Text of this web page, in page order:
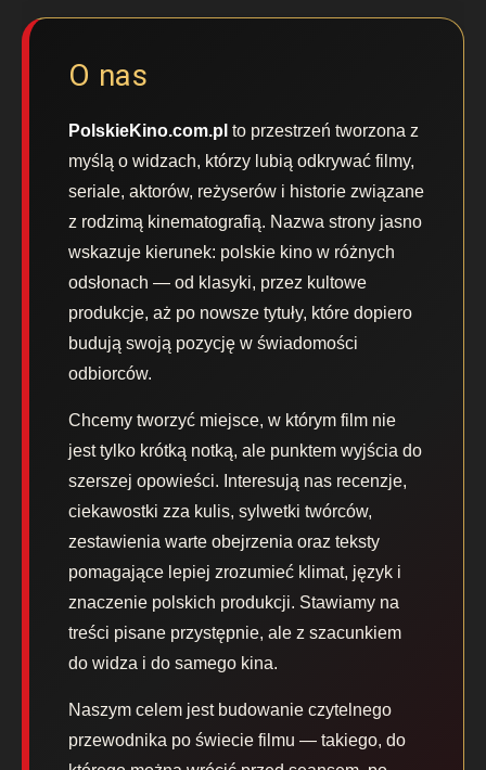
O nas
PolskieKino.com.pl to przestrzeń tworzona z
myślą o widzach, którzy lubią odkrywać filmy,
seriale, aktorów, reżyserów i historie związane
z rodzimą kinematografią. Nazwa strony jasno
wskazuje kierunek: polskie kino w różnych
odsłonach — od klasyki, przez kultowe
produkcje, aż po nowsze tytuły, które dopiero
budują swoją pozycję w świadomości
odbiorców.
Chcemy tworzyć miejsce, w którym film nie
jest tylko krótką notką, ale punktem wyjścia do
szerszej opowieści. Interesują nas recenzje,
ciekawostki zza kulis, sylwetki twórców,
zestawienia warte obejrzenia oraz teksty
pomagające lepiej zrozumieć klimat, język i
znaczenie polskich produkcji. Stawiamy na
treści pisane przystępnie, ale z szacunkiem
do widza i do samego kina.
Naszym celem jest budowanie czytelnego
przewodnika po świecie filmu — takiego, do